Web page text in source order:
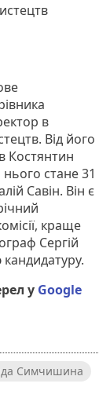
в
Від його
Костянтин
стане 31
Савін. Він є
краще
Сергій
у Google
Симчишина